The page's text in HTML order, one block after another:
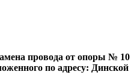
провода от опоры № 10
по адресу: Динской